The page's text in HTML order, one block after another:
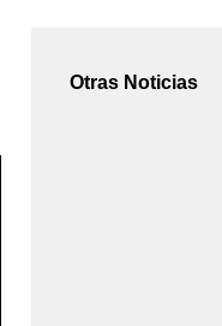
Otras Noticias